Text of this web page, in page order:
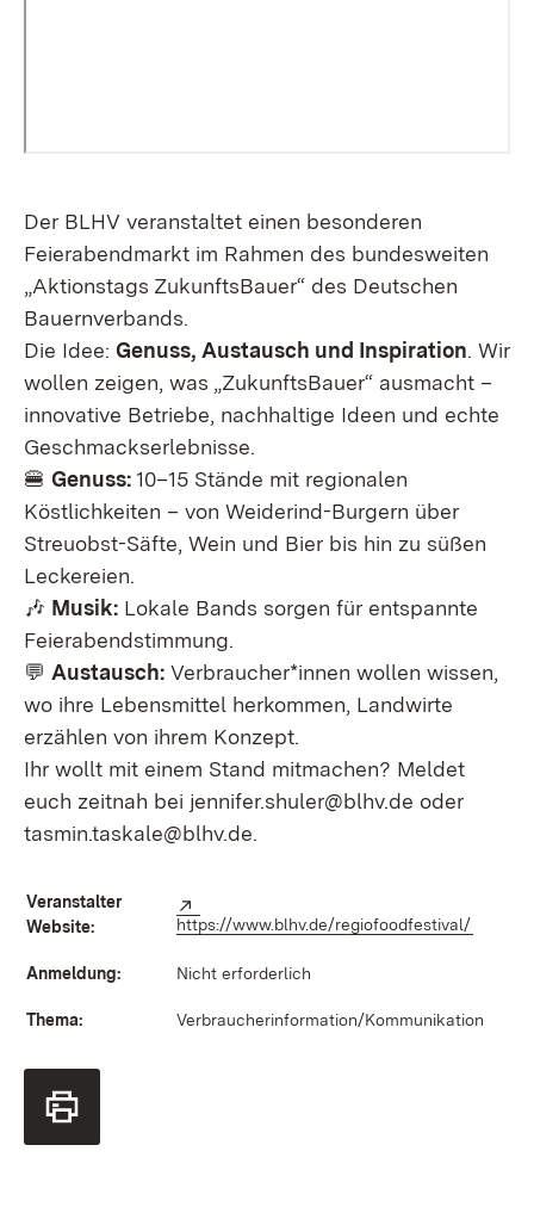
Der BLHV veranstaltet einen besonderen
Feierabendmarkt im Rahmen des bundesweiten
„Aktionstags ZukunftsBauer“ des Deutschen
Bauernverbands.
Die Idee: Genuss, Austausch und Inspiration. Wir
wollen zeigen, was „ZukunftsBauer“ ausmacht –
innovative Betriebe, nachhaltige Ideen und echte
Geschmackserlebnisse.
🍔 Genuss:10–15 Stände mit regionalen
Köstlichkeiten – von Weiderind-Burgern über
Streuobst-Säfte, Wein und Bier bis hin zu süßen
Leckereien.
🎶 Musik: Lokale Bands sorgen für entspannte
Feierabendstimmung.
💬 Austausch: Verbraucher*innen wollen wissen,
wo ihre Lebensmittel herkommen, Landwirte
erzählen von ihrem Konzept.
Ihr wollt mit einem Stand mitmachen? Meldet
euch zeitnah bei jennifer.shuler@blhv.de oder
tasmin.taskale@blhv.de.
Veranstalter
Website:
https://www.blhv.de/regiofoodfestival/
Anmeldung: Nicht erforderlich
Thema: Verbraucherinformation/Kommunikation